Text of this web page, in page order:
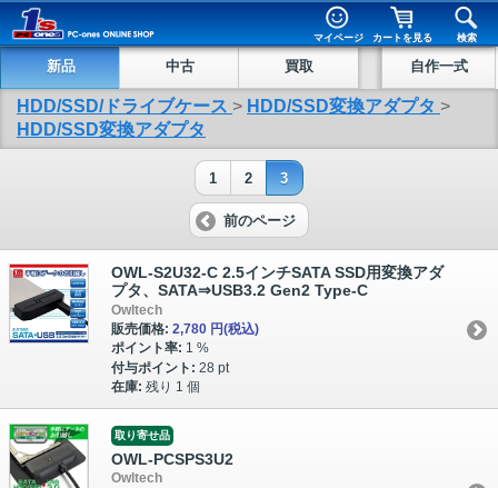
マイページ カートを見る 検索
新品 中古 買取 自作一式
HDD/SSD/ドライブケース > HDD/SSD変換アダプタ >
HDD/SSD変換アダプタ
1 2 3
前のページ
OWL-S2U32-C 2.5インチSATA SSD用変換アダ
プタ、SATA⇒USB3.2 Gen2 Type-C
Owltech
販売価格: 2,780 円(税込)
ポイント率: 1 %
付与ポイント: 28 pt
在庫: 残り 1 個
取り寄せ品
OWL-PCSPS3U2
Owltech